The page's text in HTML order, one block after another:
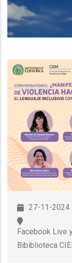
27-11-2024
Facebook Live
Bibiblioteca